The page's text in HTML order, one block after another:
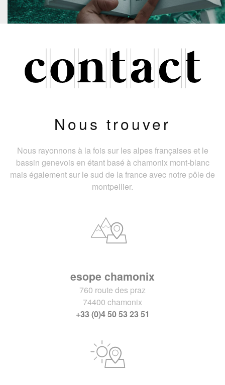
Nous trouver
Nous rayonnons à la fois sur les alpes françaises et le
bassin genevois en étant basé à chamonix mont-blanc
mais également sur le sud de la france avec notre pôle de
montpellier.
esope chamonix
760 route des praz
74400 chamonix
+33 (0)4 50 53 23 51